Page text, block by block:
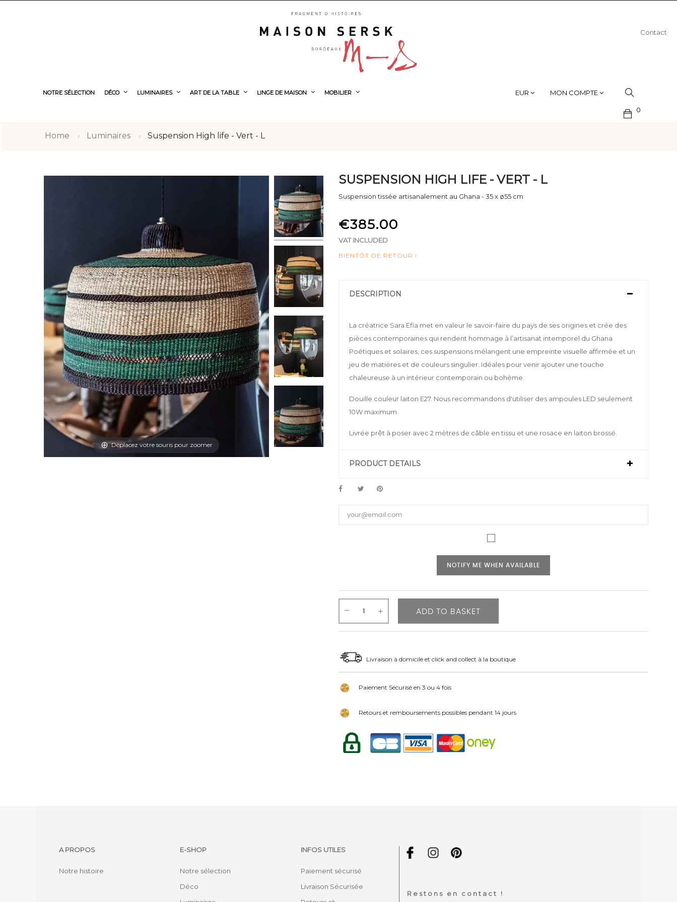
Contact
NOTRE SÉLECTION DÉCO LUMINAIRES ART DE LA TABLE LINGE DE MAISON MOBILIER EUR MON COMPTE
0
Home Luminaires Suspension High life - Vert - L
Déplacez votre souris pour zoomer
SUSPENSION HIGH LIFE - VERT - L
Suspension tissée artisanalement au Ghana - 35 x ø55 cm
€385.00
VAT INCLUDED
BIENTÔT DE RETOUR !
DESCRIPTION
La créatrice Sara Efia met en valeur le savoir-faire du pays de ses origines et crée des
pièces contemporaines qui rendent hommage à l’artisanat intemporel du Ghana.
Poétiques et solaires, ces suspensions mélangent une empreinte visuelle affirmée et un
jeu de matières et de couleurs singulier. Idéales pour venir ajouter une touche
chaleureuse à un intérieur contemporain ou bohème.
Douille couleur laiton E27. Nous recommandons d'utiliser des ampoules LED seulement
10W maximum.
Livrée prêt à poser avec 2 mètres de câble en tissu et une rosace en laiton brossé.
PRODUCT DETAILS
NOTIFY ME WHEN AVAILABLE
ADD TO BASKET
Livraison à domicile et click and collect à la boutique
Paiement Sécurisé en 3 ou 4 fois
Retours et remboursements possibles pendant 14 jours
A PROPOS
Notre histoire
E-SHOP
Notre sélection
Déco
INFOS UTILES
Paiement sécurisé
Livraison Sécurisée
Restons en contact !